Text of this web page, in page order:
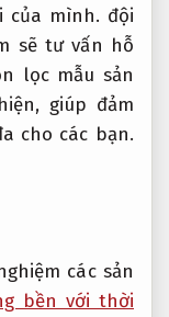
của mình. đội
sẽ tư vấn hỗ
lọc mẫu sản
giúp đảm
cho các bạn.
các sản
bền với thời